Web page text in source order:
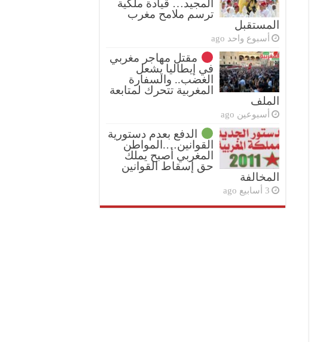
المجيد… قيادة ملكية
ترسم ملامح مغرب
المستقبل
أسبوع واحد ago
مقتل مهاجر مغربي
في إيطاليا يشعل
الغضب.. والسفارة
المغربية تتحرك لمتابعة
الملف
أسبوعين ago
الدفع بعدم دستورية
القوانين….المواطن
المغربي أصبح يملك
حق إسقاط القوانين
المخالفة
3 أسابيع ago